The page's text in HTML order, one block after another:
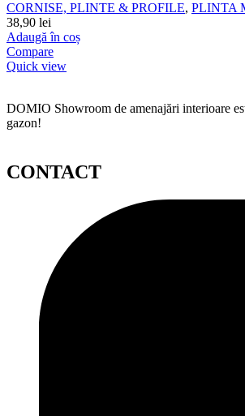
CORNISE, PLINTE & PROFILE, PLINTA
38,90 lei
Adaugă în coș
Compare
Quick view
DOMIO Showroom de amenajări interioare
gazon!
CONTACT